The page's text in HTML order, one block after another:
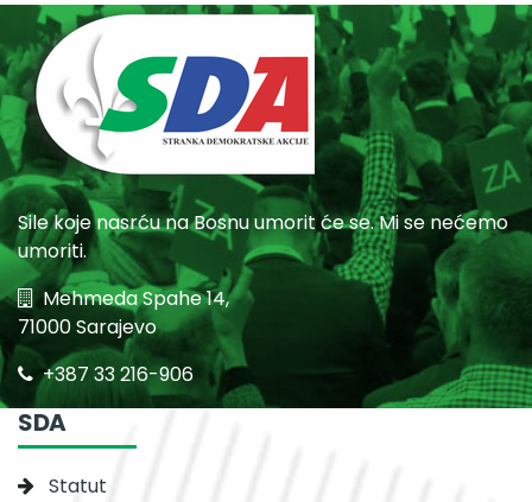
Sile koje nasrću na Bosnu umorit će se. Mi se nećemo
umoriti.
Mehmeda Spahe 14,
71000 Sarajevo
+387 33 216-906
SDA
Statut